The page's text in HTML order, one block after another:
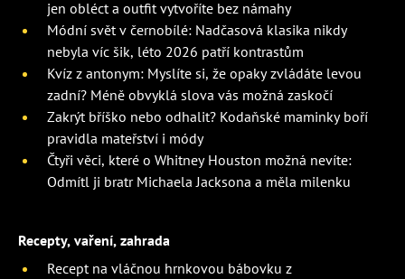
jen obléct a outfit vytvoříte bez námahy
Módní svět v černobílé: Nadčasová klasika nikdy
nebyla víc šik, léto 2026 patří kontrastům
Kvíz z antonym: Myslíte si, že opaky zvládáte levou
zadní? Méně obvyklá slova vás možná zaskočí
Zakrýt bříško nebo odhalit? Kodaňské maminky boří
pravidla mateřství i módy
Čtyři věci, které o Whitney Houston možná nevíte:
Odmítl ji bratr Michaela Jacksona a měla milenku
Recepty, vaření, zahrada
Recept na vláčnou hrnkovou bábovku z